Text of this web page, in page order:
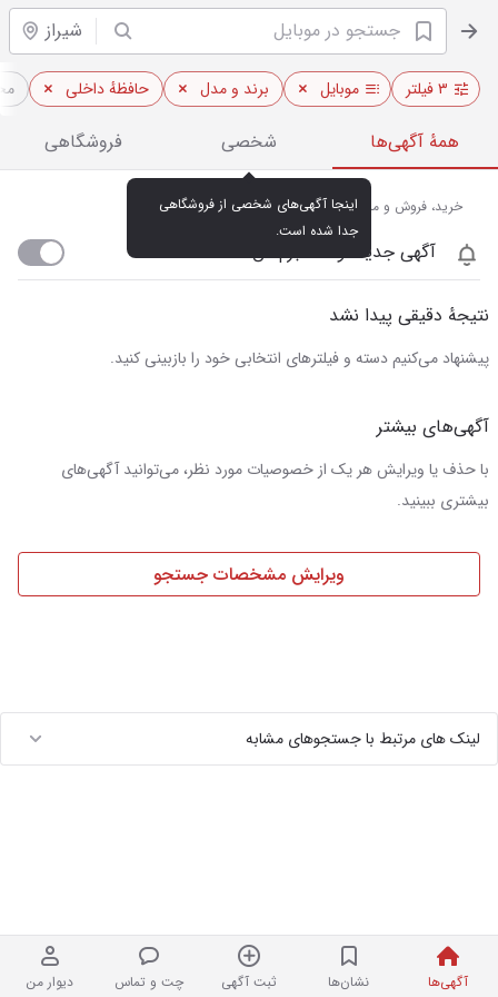
شیراز
آگهی‌ها نشان‌ها ثبت آگهی چت و تماس دیوار من
۳ فیلتر موبایل برند و مدل حافظهٔ داخلی
همهٔ آگهی‌ها شخصی فروشگاهی
جدا شده است.
خرید، فروش و مشاهده قیمت روز موبایل در شیراز
آگهی جدید اومد خبرم کن
نتیجهٔ دقیقی پیدا نشد
پیشنهاد می‌کنیم دسته و فیلترهای انتخابی خود را بازبینی کنید.
آگهی‌های بیشتر
با حذف یا ویرایش هر یک از خصوصیات مورد نظر، می‌توانید آگهی‌های
بیشتری ببینید.
ویرایش مشخصات جستجو
لینک های مرتبط با جستجوهای مشابه